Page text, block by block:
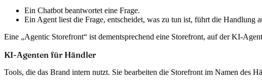
Ein Chatbot beantwortet eine Frage.
Ein Agent liest die Frage, entscheidet, was zu tun ist, führt die Handlung
Eine „Agentic Storefront“ ist dementsprechend eine Storefront, auf der KI-
KI-Agenten für Händler
Tools, die das Brand intern nutzt. Sie bearbeiten die Storefront im Namen des